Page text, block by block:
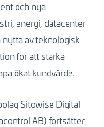
och nya
energi, datacenter
av teknologisk
för att stärka
ökat kundvärde.
Sitowise Digital
AB) fortsätter